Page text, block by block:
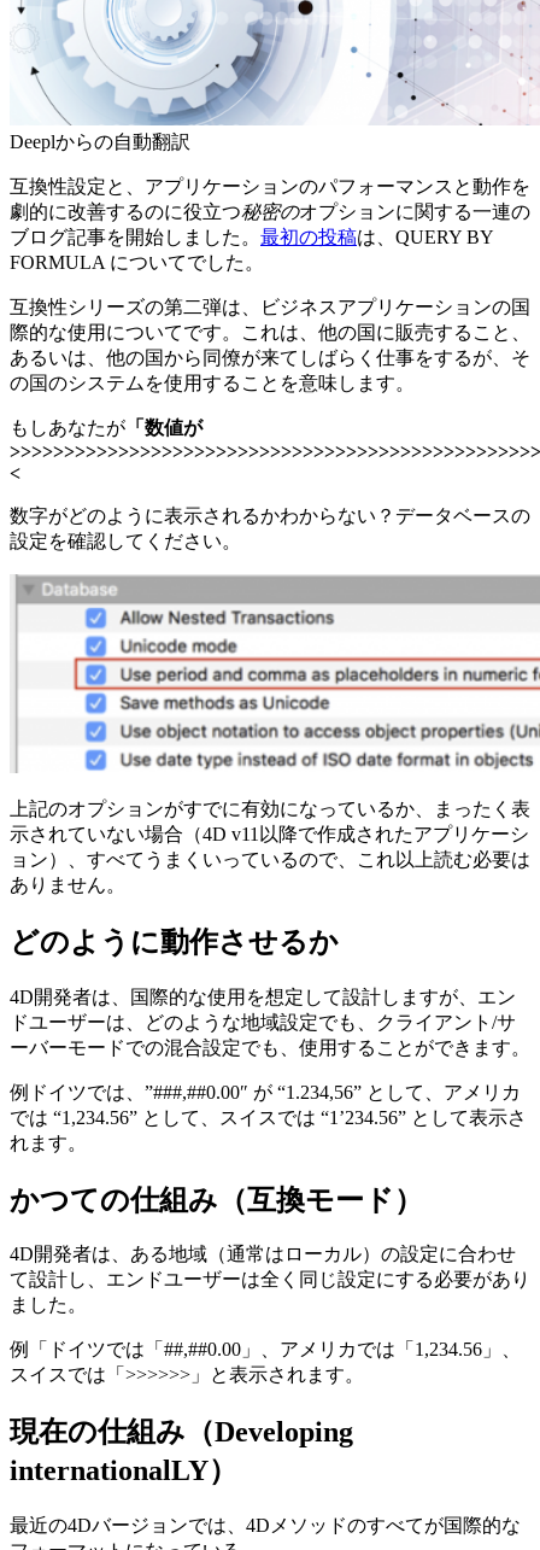
Deeplからの自動翻訳
互換性設定と、アプリケーションのパフォーマンスと動作を
劇的に改善するのに役立つ秘密のオプションに関する一連の
ブログ記事を開始しました。 最初の投稿は、 QUERY BY
FORMULA についてでした。
互換性シリーズの第二弾は、ビジネスアプリケーションの国
際的な使用についてです。これは、他の国に販売すること、
あるいは、他の国から同僚が来てしばらく仕事をするが、そ
の国のシステムを使用することを意味します。
もしあなたが 「数値が
<
数字がどのように表示されるかわからない？データベースの
設定を確認してください。
上記のオプションがすでに有効になっているか、まったく表
示されていない場合（4D v11以降で作成されたアプリケーシ
ョン）、すべてうまくいっているので、これ以上読む必要は
ありません。
どのように動作させるか
4D開発者は、国際的な使用を想定して設計しますが、エン
ドユーザーは、どのような地域設定でも、クライアント/サ
ーバーモードでの混合設定でも、使用することができます。
例ドイツでは、”###,##0.00″ が “1.234,56” として、アメリカ
では “1,234.56” として、スイスでは “1’234.56” として表示さ
れます。
かつての仕組み（互換モード）
4D開発者は、ある地域（通常はローカル）の設定に合わせ
て設計し、エンドユーザーは全く同じ設定にする必要があり
ました。
例「ドイツでは「##,##0.00」、アメリカでは「1,234.56」、
スイスでは「>>>>>>」と表示されます。
現在の仕組み（Developing
internationalLY）
最近の4Dバージョンでは、4Dメソッドのすべてが国際的な